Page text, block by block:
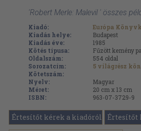
'Robert Merle: Malevil ' összes
Kiadó:
Európa
Kiadás helye:
Budapest
Kiadás éve:
1985
Kötés típusa:
Fűzött kemény
Oldalszám:
554 oldal
Sorozatcím:
5 világrész
Kötetszám:
Nyelv:
Magyar
Méret:
20 cm x 13 cm
ISBN:
963-07-3729-9
Értesítőt kérek a kiadóról Értesítőt